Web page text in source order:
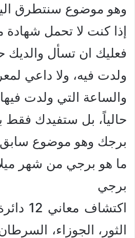
وهو موضوع سنتطرق
إذا كنت لا تحمل شهادة
فعليك ان تسأل والديك
ولدت فيه، ولا داعي
والساعة التي ولدت
حالياً، بل ستفيدك فقط
برجك وهو موضوع سابق
ما هو برجي من شهر
برجي
اكتشاف
الثور، الجوزاء،